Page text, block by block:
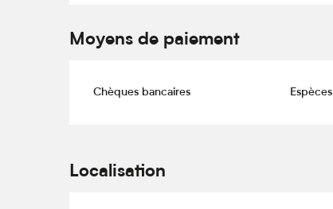
Moyens de paiement
Chèques bancaires Espèces
Localisation